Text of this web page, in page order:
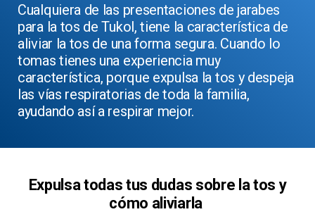
Cualquiera de las presentaciones de jarabes
para la tos de Tukol, tiene la característica de
aliviar la tos de una forma segura. Cuando lo
tomas tienes una experiencia muy
característica, porque expulsa la tos y despeja
las vías respiratorias de toda la familia,
ayudando así a respirar mejor.
Expulsa todas tus dudas sobre la tos y
cómo aliviarla